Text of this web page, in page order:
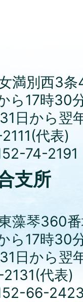
満別西3条
ら17時30
日から
代表)
74-2191
支所
藻琴360
ら17時30
日から
代表)
66-